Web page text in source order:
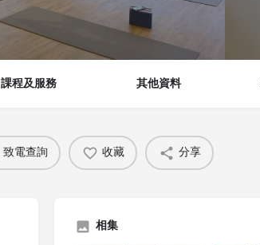
課程及服務 其他資料
致電查詢 收藏 分享
相集